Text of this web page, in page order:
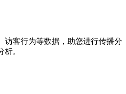
客行为等数据，助您进行传播分
。